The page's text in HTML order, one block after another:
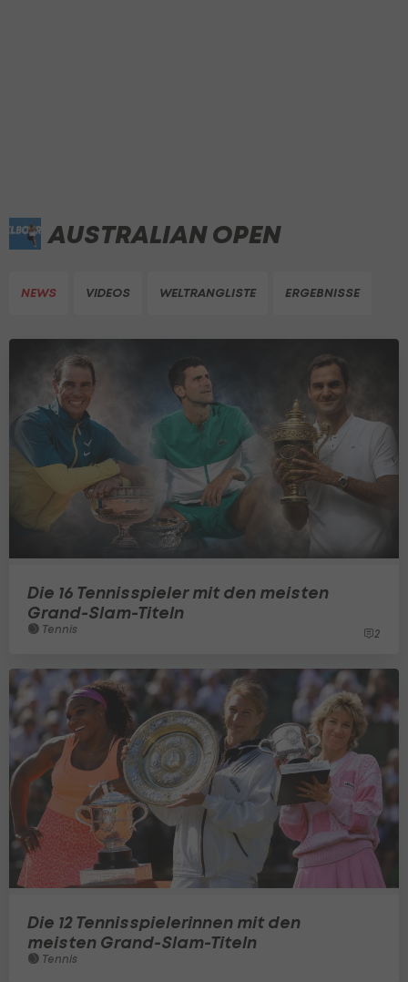
AUSTRALIAN OPEN
NEWS VIDEOS WELTRANGLISTE ERGEBNISSE
Die 16 Tennisspieler mit den meisten
Grand-Slam-Titeln
Tennis 2
Die 12 Tennisspielerinnen mit den
meisten Grand-Slam-Titeln
Tennis